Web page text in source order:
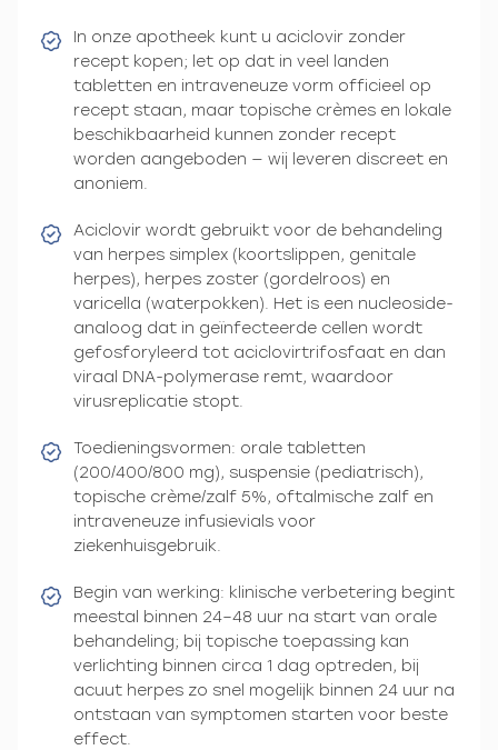
In onze apotheek kunt u aciclovir zonder
recept kopen; let op dat in veel landen
tabletten en intraveneuze vorm officieel op
recept staan, maar topische crèmes en lokale
beschikbaarheid kunnen zonder recept
worden aangeboden — wij leveren discreet en
anoniem.
Aciclovir wordt gebruikt voor de behandeling
van herpes simplex (koortslippen, genitale
herpes), herpes zoster (gordelroos) en
varicella (waterpokken). Het is een nucleoside-
analoog dat in geïnfecteerde cellen wordt
gefosforyleerd tot aciclovirtrifosfaat en dan
viraal DNA-polymerase remt, waardoor
virusreplicatie stopt.
Toedieningsvormen: orale tabletten
(200/400/800 mg), suspensie (pediatrisch),
topische crème/zalf 5%, oftalmische zalf en
intraveneuze infusievials voor
ziekenhuisgebruik.
Begin van werking: klinische verbetering begint
meestal binnen 24–48 uur na start van orale
behandeling; bij topische toepassing kan
verlichting binnen circa 1 dag optreden, bij
acuut herpes zo snel mogelijk binnen 24 uur na
ontstaan van symptomen starten voor beste
effect.